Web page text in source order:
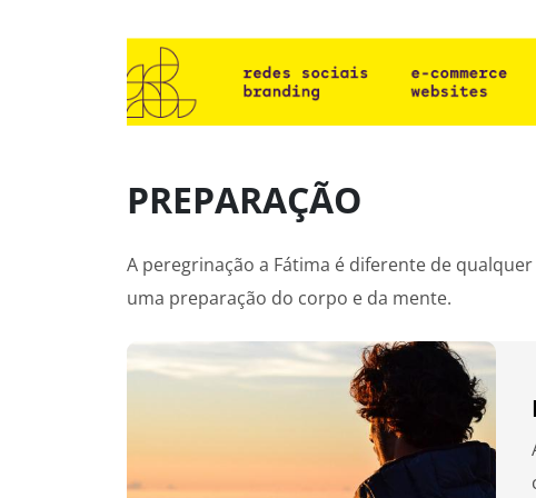
PREPARAÇÃO
A peregrinação a Fátima é diferente de
uma preparação do corpo e da mente.